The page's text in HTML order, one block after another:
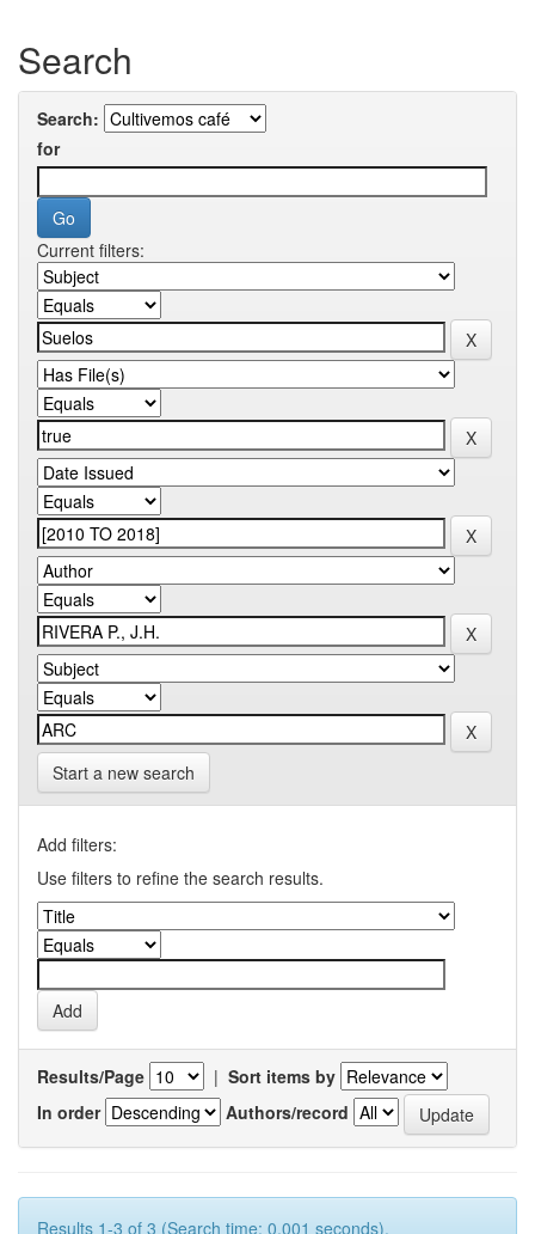
Search
Search:
for
Current filters:
Start a new search
Add filters:
Use filters to refine the search results.
Results/Page | Sort items by
In order
Authors/record
Results 1-3 of 3 (Search time: 0.001 seconds).